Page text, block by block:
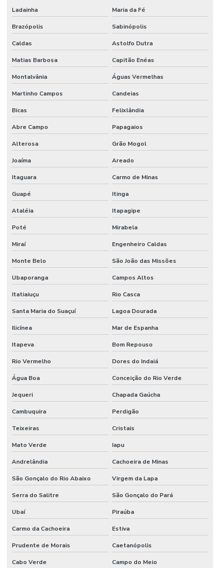
Ladainha Maria da Fé
Brazópolis Sabinópolis
Caldas Astolfo Dutra
Matias Barbosa Capitão Enéas
Montalvânia Águas Vermelhas
Martinho Campos Candeias
Bicas Felixlândia
Abre Campo Papagaios
Alterosa Grão Mogol
Joaíma Areado
Itaguara Carmo de Minas
Guapé Itinga
Ataléia Itapagipe
Poté Mirabela
Miraí Engenheiro Caldas
Monte Belo São João das Missões
Ubaporanga Campos Altos
Itatiaiuçu Rio Casca
Santa Maria do Suaçuí Lagoa Dourada
Ilicínea Mar de Espanha
Itapeva Bom Repouso
Rio Vermelho Dores do Indaiá
Água Boa Conceição do Rio Verde
Jequeri Chapada Gaúcha
Cambuquira Perdigão
Teixeiras Cristais
Mato Verde Iapu
Andrelândia Cachoeira de Minas
São Gonçalo do Rio Abaixo Virgem da Lapa
Serra do Salitre São Gonçalo do Pará
Ubaí Piraúba
Carmo da Cachoeira Estiva
Prudente de Morais Caetanópolis
Cabo Verde Campo do Meio